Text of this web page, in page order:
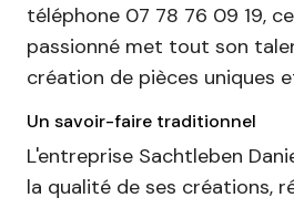
téléphone 07 78 76 09 19,
passionné met tout son
création de pièces uniques
Un savoir-faire traditionnel
L'entreprise Sachtleben
la qualité de ses créations,